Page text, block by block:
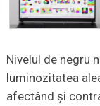
Nivelul de negru
luminozitatea
afectând și